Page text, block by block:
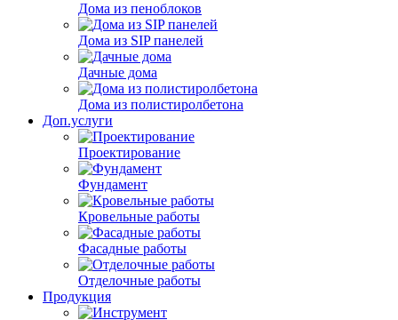
Дома из пеноблоков
Дома из SIP панелей
Дачные дома
Дома из полистиролбетона
Доп.услуги
Проектирование
Фундамент
Кровельные работы
Фасадные работы
Отделочные работы
Продукция